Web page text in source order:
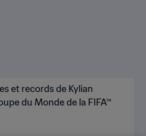
et records de Kylian
du Monde de la FIFA™